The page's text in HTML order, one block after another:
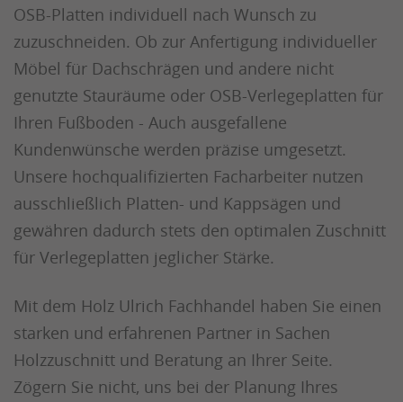
OSB-Platten individuell nach Wunsch zu
zuzuschneiden. Ob zur Anfertigung individueller
Möbel für Dachschrägen und andere nicht
genutzte Stauräume oder OSB-Verlegeplatten für
Ihren Fußboden - Auch ausgefallene
Kundenwünsche werden präzise umgesetzt.
Unsere hochqualifizierten Facharbeiter nutzen
ausschließlich Platten- und Kappsägen und
gewähren dadurch stets den optimalen Zuschnitt
für Verlegeplatten jeglicher Stärke.
Mit dem Holz Ulrich Fachhandel haben Sie einen
starken und erfahrenen Partner in Sachen
Holzzuschnitt und Beratung an Ihrer Seite.
Zögern Sie nicht, uns bei der Planung Ihres